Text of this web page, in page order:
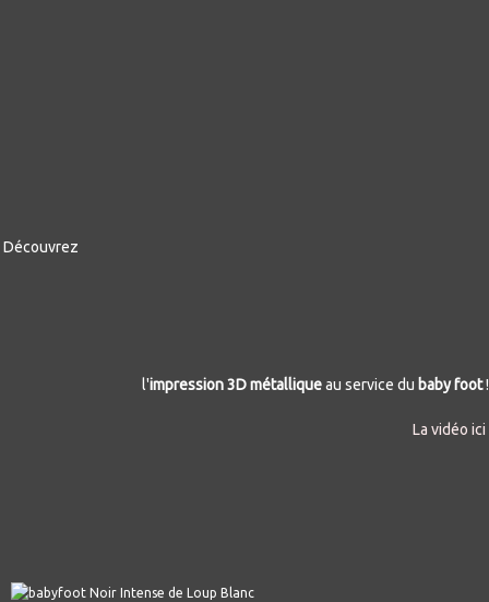
Découvrez
l'impression 3D métalliqueau service du baby foot!
La vidéo ici